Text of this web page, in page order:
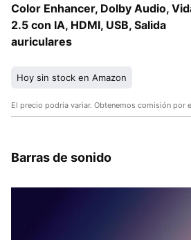
Color Enhancer, Dolby Audio,
2.5 con IA, HDMI, USB, Salida
auriculares
Hoy sin stock en Amazon
El precio podría variar. Obtenemos comisión por
Barras de sonido